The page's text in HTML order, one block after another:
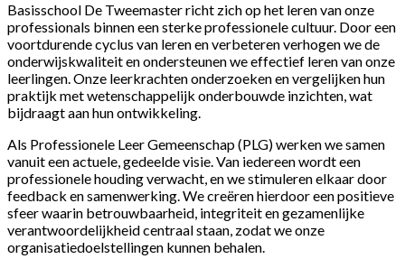
Basisschool De Tweemaster richt zich op het leren van onze
professionals binnen een sterke professionele cultuur. Door een
voortdurende cyclus van leren en verbeteren verhogen we de
onderwijskwaliteit en ondersteunen we effectief leren van onze
leerlingen. Onze leerkrachten onderzoeken en vergelijken hun
praktijk met wetenschappelijk onderbouwde inzichten, wat
bijdraagt aan hun ontwikkeling.
Als Professionele Leer Gemeenschap (PLG) werken we samen
vanuit een actuele, gedeelde visie. Van iedereen wordt een
professionele houding verwacht, en we stimuleren elkaar door
feedback en samenwerking. We creëren hierdoor een positieve
sfeer waarin betrouwbaarheid, integriteit en gezamenlijke
verantwoordelijkheid centraal staan, zodat we onze
organisatiedoelstellingen kunnen behalen.